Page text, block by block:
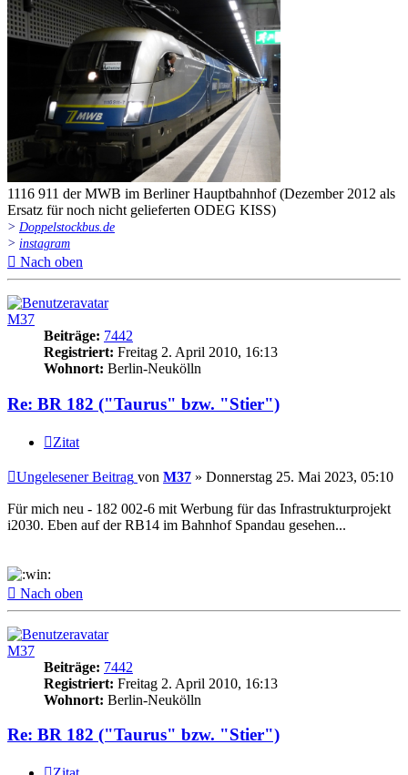
1116 911 der MWB im Berliner Hauptbahnhof (Dezember 2012 als
Ersatz für noch nicht gelieferten ODEG KISS)
> Doppelstockbus.de
> instagram
Nach oben
M37
Beiträge: 7442
Registriert: Freitag 2. April 2010, 16:13
Wohnort: Berlin-Neukölln
Re: BR 182 ("Taurus" bzw. "Stier")
Zitat
Ungelesener Beitrag von M37 » Donnerstag 25. Mai 2023, 05:10
Für mich neu - 182 002-6 mit Werbung für das Infrastrukturprojekt
i2030. Eben auf der RB14 im Bahnhof Spandau gesehen...
Nach oben
M37
Beiträge: 7442
Registriert: Freitag 2. April 2010, 16:13
Wohnort: Berlin-Neukölln
Re: BR 182 ("Taurus" bzw. "Stier")